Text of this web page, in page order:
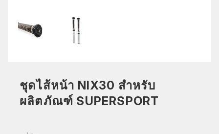
ชุดไส้หน้า NIX30 สำหรับ
ผลิตภัณฑ์ SUPERSPORT